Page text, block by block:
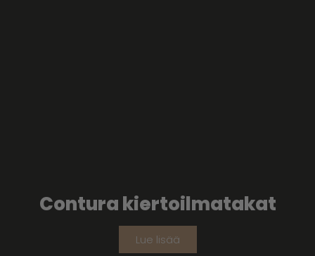
Contura kiertoilmatakat
Lue lisää